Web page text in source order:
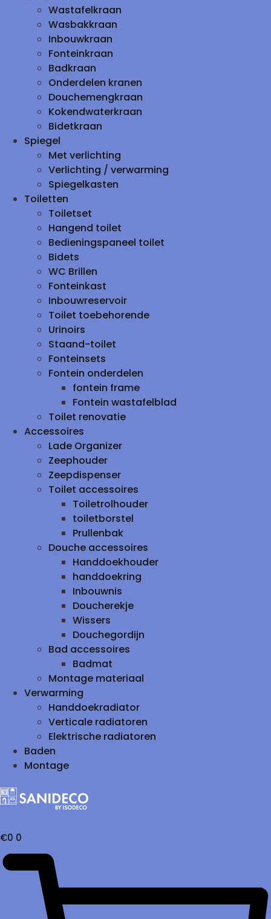
Wastafelkraan
Wasbakkraan
Inbouwkraan
Fonteinkraan
Badkraan
Onderdelen kranen
Douchemengkraan
Kokendwaterkraan
Bidetkraan
Spiegel
Met verlichting
Verlichting / verwarming
Spiegelkasten
Toiletten
Toiletset
Hangend toilet
Bedieningspaneel toilet
Bidets
WC Brillen
Fonteinkast
Inbouwreservoir
Toilet toebehorende
Urinoirs
Staand-toilet
Fonteinsets
Fontein onderdelen
fontein frame
Fontein wastafelblad
Toilet renovatie
Accessoires
Lade Organizer
Zeephouder
Zeepdispenser
Toilet accessoires
Toiletrolhouder
toiletborstel
Prullenbak
Douche accessoires
Handdoekhouder
handdoekring
Inbouwnis
Doucherekje
Wissers
Douchegordijn
Bad accessoires
Badmat
Montage materiaal
Verwarming
Handdoekradiator
Verticale radiatoren
Elektrische radiatoren
Baden
Montage
€0 0